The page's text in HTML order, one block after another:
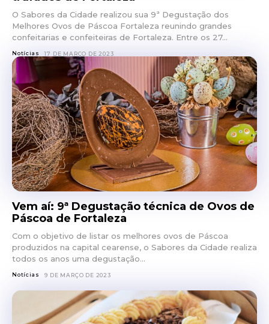
O Sabores da Cidade realizou sua 9ª Degustação dos
Melhores Ovos de Páscoa Fortaleza reunindo grandes
confeitarias e confeiteiras de Fortaleza. Entre os 27...
Notícias 17 DE MARÇO DE 2023
Vem aí: 9ª Degustação técnica de Ovos de
Páscoa de Fortaleza
Com o objetivo de listar os melhores ovos de Páscoa
produzidos na capital cearense, o Sabores da Cidade realiza
todos os anos uma degustação...
Notícias 9 DE MARÇO DE 2023